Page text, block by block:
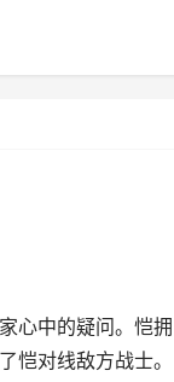
心中的疑问。恺拥
恺对线敌方战士。